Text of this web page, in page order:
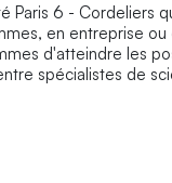
Paris 6 - Cordeliers
en entreprise
d'atteindre les
spécialistes de